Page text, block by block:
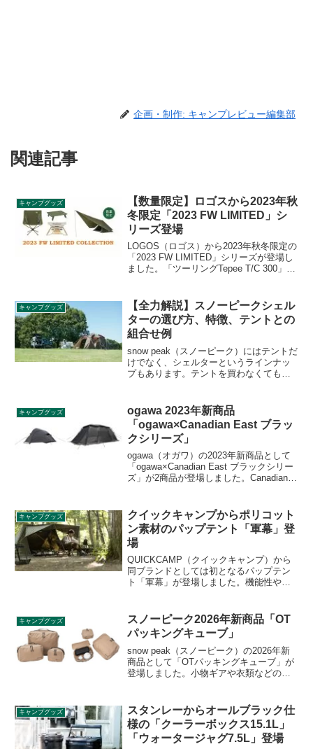
企画・制作: キャンプレビュー編集部
関連記事
キャンプグッズ
【数量限定】ロゴスから2023年秋
冬限定「2023 FW LIMITED」シ
リーズ登場
LOGOS（ロゴス）から2023年秋冬限定の
「2023 FW LIMITED」シリーズが登場し
ました。「ツーリングTepee T/C 300」、
ど全6製品が登場します。詳細をレビュー
します。
キャンプグッズ
【全力解説】スノーピークシェル
ターの選び方、特徴、テントとの
組合せ例
snow peak（スノーピーク）にはテントだ
けでなく、シェルターというラインナッ
プもあります。テントを買わなくても、
テントを持っている場合、シェルターと
組合せて使うこともできます。シェルタ
ーの選び方、特徴をまとめます。
キャンプグッズ
ogawa 2023年新商品
「ogawa×Canadian East ブラッ
クシリーズ」
ogawa（オガワ）の2023年新商品として
「ogawa×Canadian East ブラックシリー
ズ」が2商品が登場しました。Canadian
番テント「アーデインDX」と、ツールー
ムテント「ファシル」が、オールブラッ
クのカラーで発売です。詳細をレビュー
します。
キャンプグッズ
クイックキャンプからポリコット
ン素材のパップテント「軍幕」登
場
QUICKCAMP（クイックキャンプ）から
同ブランドとしては初となるパップテン
ト「軍幕」が登場しました。機能性や快
ーションを備えています。詳細をレビュ
ーします。
キャンプグッズ
スノーピーク2026年新商品「OT
パッキングキューブ」
snow peak（スノーピーク）の2026年新
商品として「OTパッキングキューブ」が
登場しました。小物ギアや衣類などの収
展開となっています。小さく丸めて収納
可能です。詳細をレビューします。
キャンプグッズ
スタンレーからオールブラック仕
様の「クーラーボックス15.1L」
「ウォータージャグ7.5L」登場